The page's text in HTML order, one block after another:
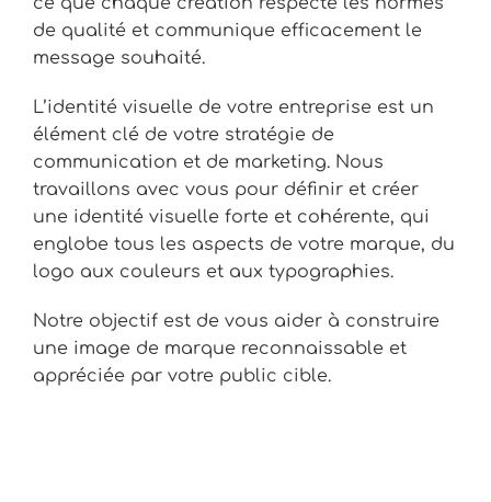
de qualité et communique efficacement le
message souhaité.
L’identité visuelle de votre entreprise est un
élément clé de votre stratégie de
communication et de marketing. Nous
travaillons avec vous pour définir et créer
une identité visuelle forte et cohérente, qui
englobe tous les aspects de votre marque, du
logo aux couleurs et aux typographies.
Notre objectif est de vous aider à construire
une image de marque reconnaissable et
appréciée par votre public cible.